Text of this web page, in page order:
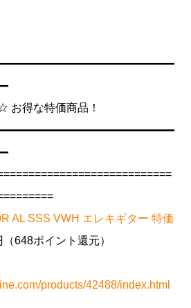
お得な特価商品！
AL SSS VWH エレキギター 特価
648ポイント還元）
products/42488/index.html